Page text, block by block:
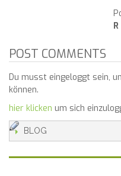
POST COMMENTS
Du musst eingeloggt sein,
können.
hier klicken um sich
BLOG